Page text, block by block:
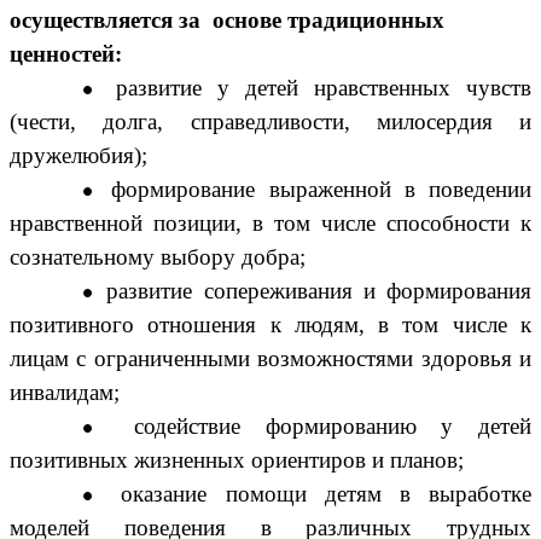
осуществляется за основе традиционных
ценностей:
развитие у детей нравственных чувств
(чести, долга, справедливости, милосердия и
дружелюбия);
формирование выраженной в поведении
нравственной позиции, в том числе способности к
сознательному выбору добра;
развитие сопереживания и формирования
позитивного отношения к людям, в том числе к
лицам с ограниченными возможностями здоровья и
инвалидам;
содействие формированию у детей
позитивных жизненных ориентиров и планов;
оказание помощи детям в выработке
моделей поведения в различных трудных